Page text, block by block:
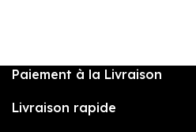
Paiement à la Livraison
Livraison rapide